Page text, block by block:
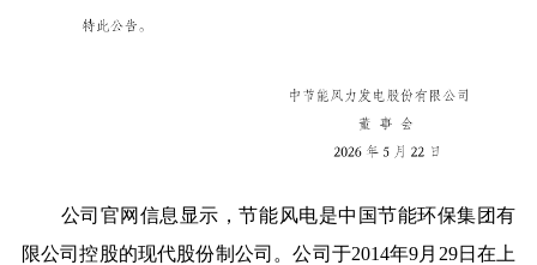
公司官网信息显示，节能风电是中国节能环保集团有
限公司控股的现代股份制公司。公司于2014年9月29日在上